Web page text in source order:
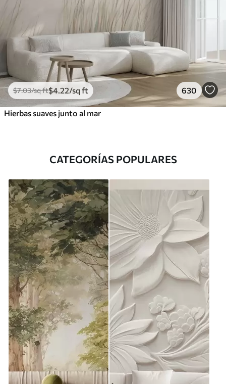
$7.03/sq ft$4 .22/sq ft 630
Hierbas suaves junto al mar
CATEGORÍAS POPULARES